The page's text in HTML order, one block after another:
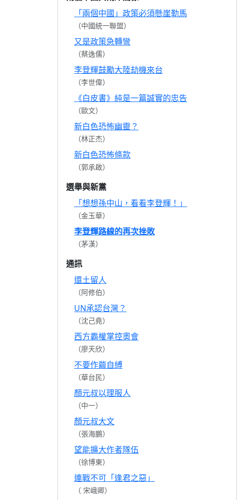
「兩個中國」政策必須懸崖勒馬
（中國統一聯盟）
又是政策急轉彎
（蔡逸儒）
李登輝鼓勵大陸劫機來台
（李世偉）
《白皮書》純是一篇誠實的忠告
（歐文）
新白色恐怖幽靈？
（林正杰）
新白色恐怖條款
（郭承啟）
選舉與新黨
「想想孫中山，看看李登輝！」
（金玉華）
李登輝路線的再次挫敗
（茅漢）
通訊
還土留人
（阿修伯）
UN承認台灣？
（沈己堯）
西方霸權掌控奧會
（廖天欣）
不要作繭自縛
（華台民）
顏元叔以理服人
（中一）
顏元叔大文
（張海鵬）
望能擴大作者隊伍
（徐博東）
連戰不可「逢君之惡」
（ 宋峨卿）